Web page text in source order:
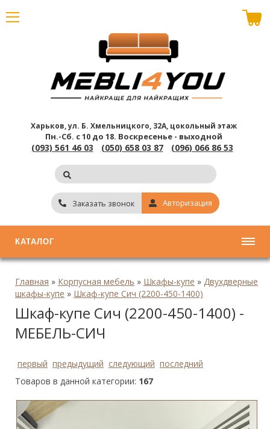
Харьков, ул. Б. Хмельницкого, 32А, цокольный этаж
Пн.-Сб. с 10 до 18. Воскресенье - выходной
(093) 561 46 03 (050) 658 03 87 (096) 066 86 53
Заказать звонок Авторизация
КАТАЛОГ
Главная » Корпусная мебель » Шкафы-купе » Двухдверные
шкафы-купе » Шкаф-купе Сич (2200-450-1400)
Шкаф-купе Сич (2200-450-1400) -
МЕБЕЛЬ-СИЧ
первый предыдущий следующий последний
Товаров в данной категории: 167
В корзине пусто